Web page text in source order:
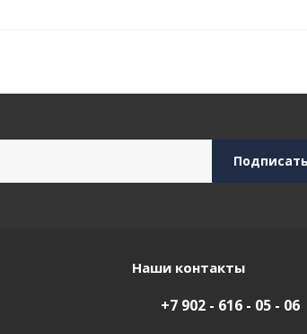
Наши контакты
+7 902 - 616 - 05 - 06